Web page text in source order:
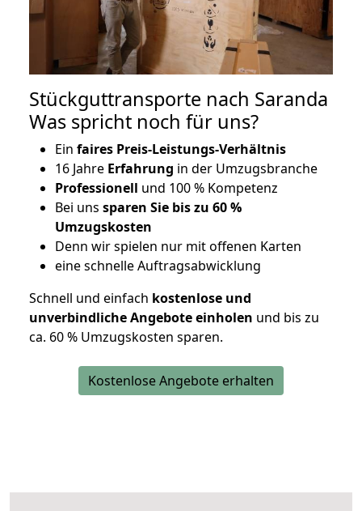
Stückguttransporte nach Saranda
Was spricht noch für uns?
Ein faires Preis-Leistungs-Verhältnis
16 Jahre Erfahrung in der Umzugsbranche
Professionell und 100 % Kompetenz
Bei uns sparen Sie bis zu 60 %
Umzugskosten
Denn wir spielen nur mit offenen Karten
eine schnelle Auftragsabwicklung
Schnell und einfach kostenlose und
unverbindliche Angebote einholen und bis zu
ca. 60 % Umzugskosten sparen.
Kostenlose Angebote erhalten